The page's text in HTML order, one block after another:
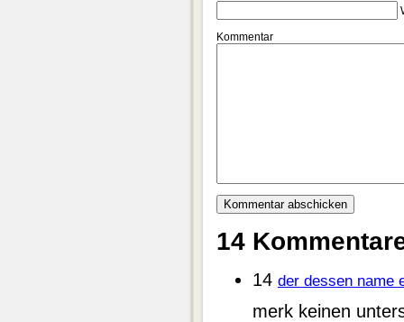
Kommentar
14
14 der dessen name
merk keinen